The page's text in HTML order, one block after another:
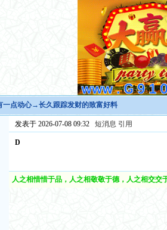
一点动心→长久跟踪发财的致富好料
发表于 2026-07-08 09:32 短消息 引用
D
人之相惜惜于品，人之相敬敬于德，人之相交